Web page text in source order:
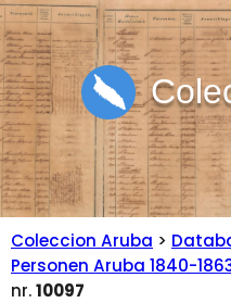
Coleccion Aruba >
Personen Aruba 1840-
nr.10097